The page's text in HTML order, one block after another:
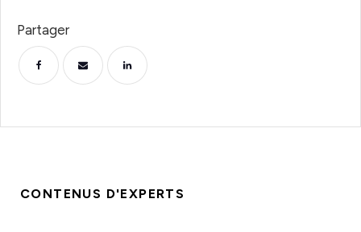
Partager
CONTENUS D'EXPERTS